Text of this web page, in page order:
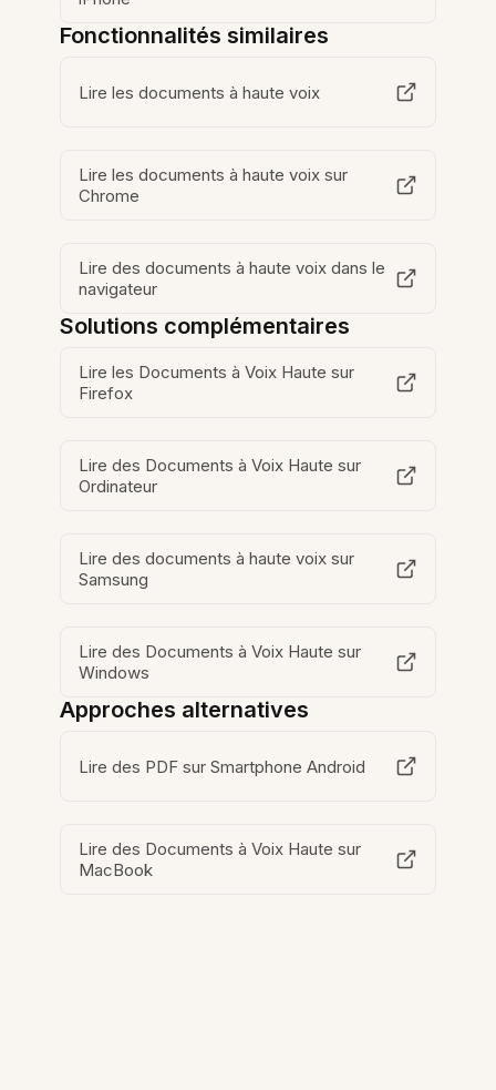
Fonctionnalités similaires
Lire les documents à haute voix
Lire les documents à haute voix sur
Chrome
Lire des documents à haute voix dans le
navigateur
Solutions complémentaires
Lire les Documents à Voix Haute sur
Firefox
Lire des Documents à Voix Haute sur
Ordinateur
Lire des documents à haute voix sur
Samsung
Lire des Documents à Voix Haute sur
Windows
Approches alternatives
Lire des PDF sur Smartphone Android
Lire des Documents à Voix Haute sur
MacBook